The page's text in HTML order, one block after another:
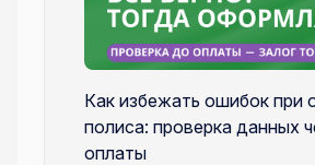
Как избежать ошибок при
полиса: проверка данных
оплаты